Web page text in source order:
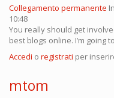
Collegamento permanente
10:48
You really should get
best blogs online. I’m going
Accedi o registrati per
mtom